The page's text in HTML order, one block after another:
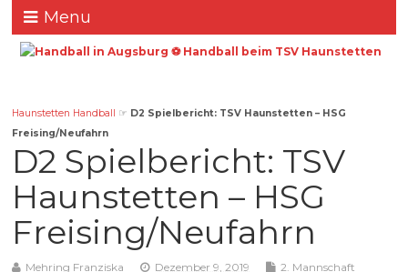
Menu
Haunstetten Handball ☞ D2 Spielbericht: TSV Haunstetten – HSG
Freising/Neufahrn
D2 Spielbericht: TSV
Haunstetten – HSG
Freising/Neufahrn
Mehring Franziska Dezember 9, 2019
2. Mannschaft